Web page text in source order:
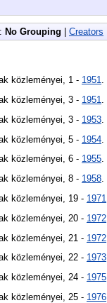
No Grouping Creators
közleményei, 1 - 1951.
közleményei, 3 - 1951
közleményei, 3 - 1953
közleményei, 5 - 1954
közleményei, 6 - 1955.
közleményei, 8 - 1958.
közleményei, 19 - 1971
közleményei, 20 - 1972
közleményei, 21 - 1972
közleményei, 22 - 1973
közleményei, 24 - 1975
közleményei, 25 - 1976